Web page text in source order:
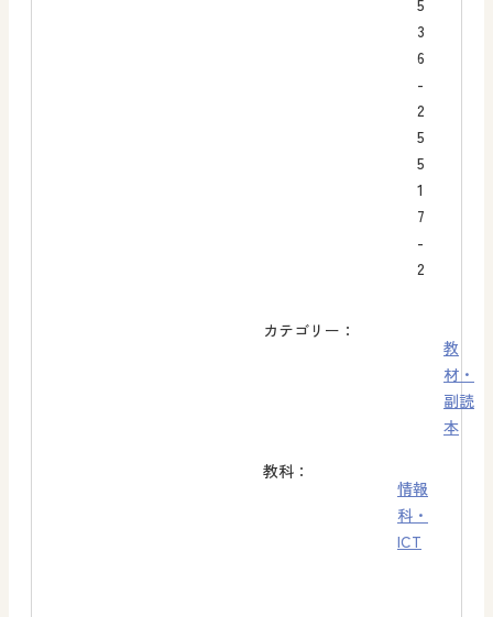
3
6
-
2
5
5
1
7
-
2
カテゴリー：
教
材・
副読
本
教科：
情報
科・
ICT